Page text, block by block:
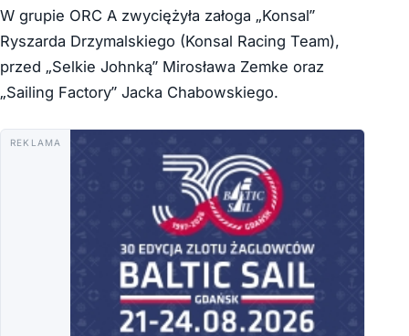
W grupie ORC A zwyciężyła załoga „Konsal”
Ryszarda Drzymalskiego (Konsal Racing Team),
przed „Selkie Johnką” Mirosława Zemke oraz
„Sailing Factory” Jacka Chabowskiego.
REKLAMA